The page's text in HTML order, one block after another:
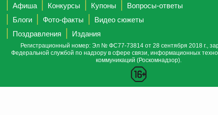
Афиша
Конкурсы Купоны
Вопросы-ответы
Блоги
Фото-факты
Видео сюжеты
Поздравления
Издания
Регистрационный номер: Эл № ФС77-73814 от 28 сентября 2018 г.,
Федеральной службой по надзору в сфере связи, информационных
коммуникаций (Роскомнадзор).